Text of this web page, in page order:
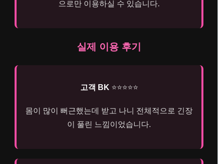
으로만 이용하실 수 있습니다.
실제 이용 후기
고객 BK ⭐⭐⭐⭐⭐
몸이 많이 뻐근했는데 받고 나니 전체적으로 긴장
이 풀린 느낌이었습니다.